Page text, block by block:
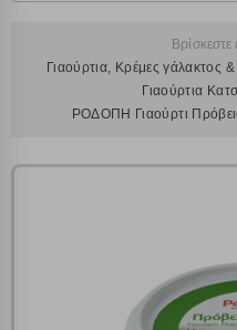
Γιαούρτια, Κρέμες γάλακτος
Γιαούρτια
ΡΟΔΟΠΗ Γιαούρτι